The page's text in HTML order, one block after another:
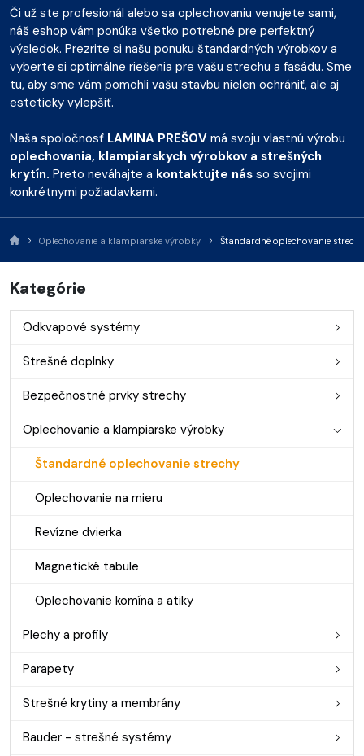
Či už ste profesionál alebo sa oplechovaniu venujete sami,
náš eshop vám ponúka všetko potrebné pre perfektný
výsledok. Prezrite si našu ponuku štandardných výrobkov a
vyberte si optimálne riešenia pre vašu strechu a fasádu. Sme
tu, aby sme vám pomohli vašu stavbu nielen ochrániť, ale aj
esteticky vylepšiť.
Naša spoločnosť LAMINA PREŠOV má svoju vlastnú výrobu
oplechovania, klampiarskych výrobkov a strešných
krytín. Preto neváhajte a kontaktujte nás so svojimi
konkrétnymi požiadavkami.
Oplechovanie a klampiarske výrobky Štandardné oplechovanie strechy
Kategórie
Odkvapové systémy
Strešné doplnky
Bezpečnostné prvky strechy
Oplechovanie a klampiarske výrobky
Štandardné oplechovanie strechy
Oplechovanie na mieru
Revízne dvierka
Magnetické tabule
Oplechovanie komína a atiky
Plechy a profily
Parapety
Strešné krytiny a membrány
Bauder - strešné systémy